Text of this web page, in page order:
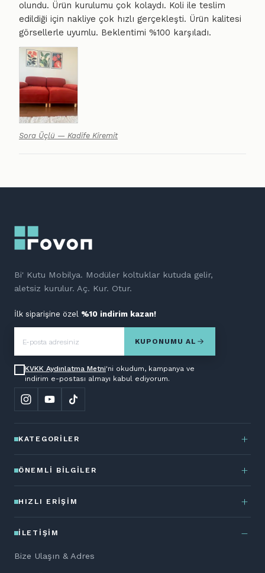
olundu. Ürün kurulumu çok kolaydı. Koli ile teslim
edildiği için nakliye çok hızlı gerçekleşti. Ürün kalitesi
görsellerle uyumlu. Beklentimi %100 karşıladı.
Sora Üçlü — Kadife Kiremit
Bi' Kutu Mobilya. Modüler koltuklar kutuda gelir,
aletsiz kurulur. Aç. Kur. Otur.
İlk siparişine özel %10 indirim kazan!
KUPONUMU AL
KVKK Aydınlatma Metni'ni okudum, kampanya ve
indirim e-postası almayı kabul ediyorum.
KATEGORILER
ÖNEMLI BILGILER
HIZLI ERIŞIM
İLETIŞIM
Bize Ulaşın & Adres